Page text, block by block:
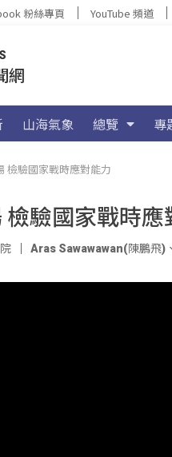
粉絲專頁 YouTube 頻道
網
山海氣象 總覽 專
檢驗國家戰時應對能力
驗國家戰時應
Aras Sawawawan(陳鵬飛) 、